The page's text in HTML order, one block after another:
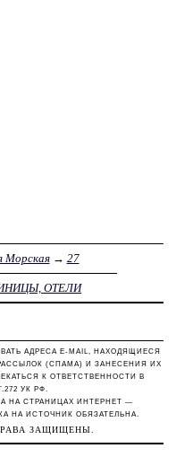
Морская→ 27
ОТЕЛИ
АДРЕСА E-MAIL, НАХОДЯЩИЕСЯ
(СПАМА) И ЗАНЕСЕНИЯ ИХ
К ОТВЕТСТВЕННОСТИ В
УК РФ.
НА СТРАНИЦАХ ИНТЕРНЕТ —
НА ИСТОЧНИК ОБЯЗАТЕЛЬНА.
ЗАЩИЩЕНЫ.